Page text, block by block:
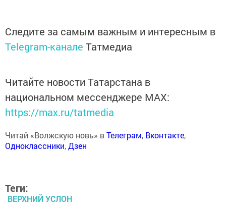
Следите за самым важным и интересным в
Telegram-канале Татмедиа
Читайте новости Татарстана в
национальном мессенджере MАХ:
https://max.ru/tatmedia
Читай «Волжскую новь» вТелеграм, Вконтакте,
Одноклассники,Дзен
Теги:
ВЕРХНИЙ УСЛОН